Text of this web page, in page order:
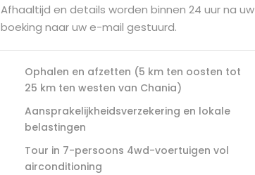
Afhaaltijd en details worden binnen 24 uur na uw
boeking naar uw e-mail gestuurd.
Ophalen en afzetten (5 km ten oosten tot
25 km ten westen van Chania)
Aansprakelijkheidsverzekering en lokale
belastingen
Tour in 7-persoons 4wd-voertuigen vol
airconditioning